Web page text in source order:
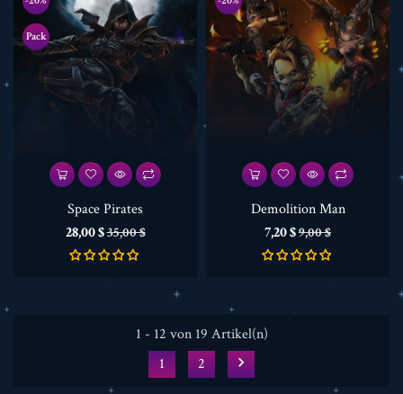
Pack
Space Pirates
Preis
28,00 $Verkaufspreis
35,00 $
Demolition Man
Preis
7,20 $Verkaufspreis
9,00 $
1 - 12 von 19 Artikel(n)
1
2 